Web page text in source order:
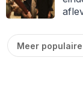
Meer